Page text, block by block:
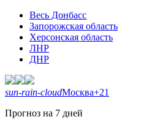
Весь Донбасс
Запорожская область
Херсонская область
ЛНР
ДНР
sun-rain-cloudМосква+21
Прогноз на 7 дней